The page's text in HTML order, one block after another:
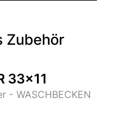
Zubehör
33x11
- WASCHBECKEN